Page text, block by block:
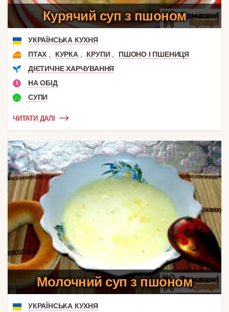
Курячий суп з пшоном
УКРАЇНСЬКА КУХНЯ
ПТАХ , КУРКА , КРУПИ ,
ПШОНО І ПШЕНИЦЯ
ДІЄТИЧНЕ ХАРЧУВАННЯ
НА ОБІД
СУПИ
ЧИТАТИ ДАЛІ
Молочний суп з пшоном
УКРАЇНСЬКА КУХНЯ